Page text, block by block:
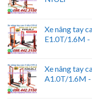
Xe nâng tay
E1.0T/1.6M
Xe nâng tay
A1.0T/1.6M